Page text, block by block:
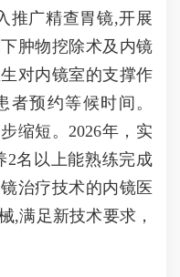
推广精查胃镜,开展
肿物挖除术及内镜
对内镜室的支撑作
预约等候时间。
缩短。2026年，实
2名以上能熟练完成
治疗技术的内镜医
,满足新技术要求，